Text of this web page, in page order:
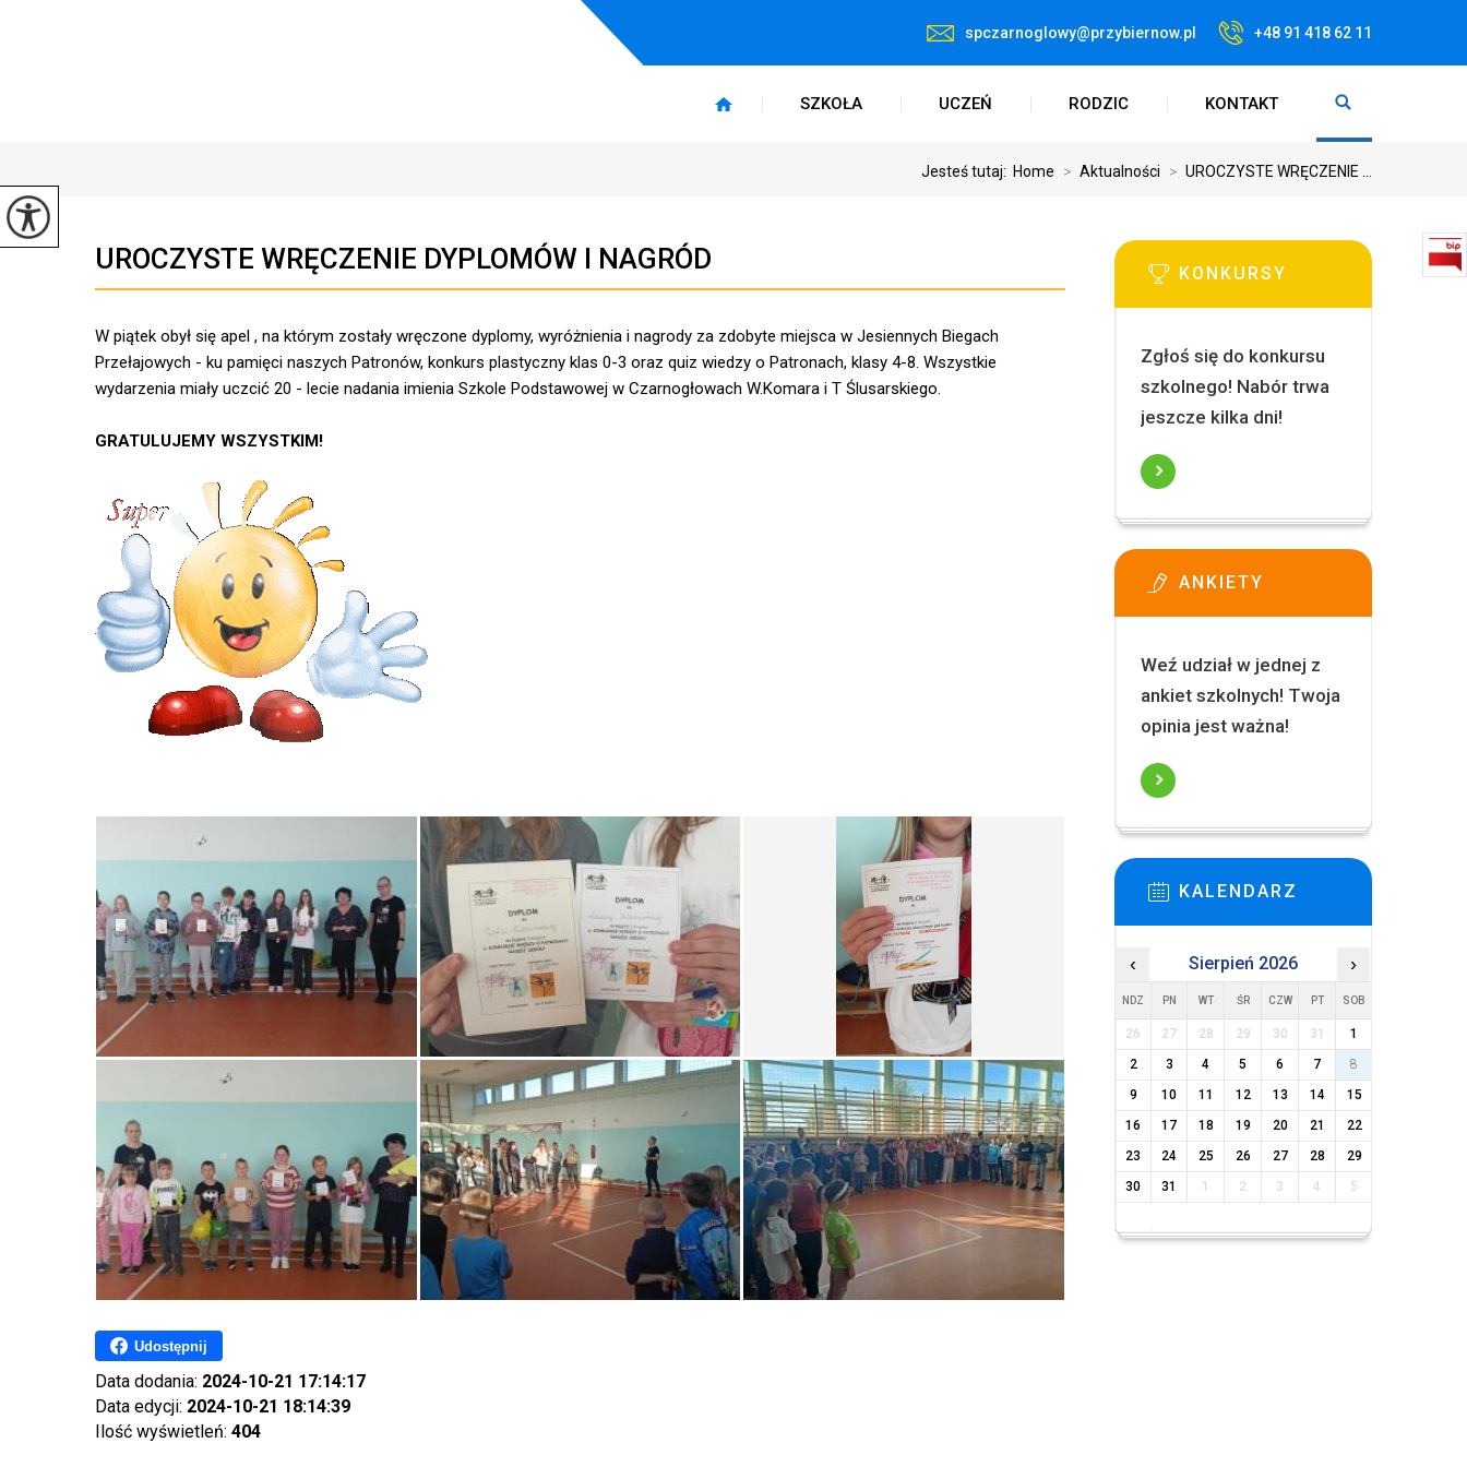
spczarnoglowy@przybiernow.pl +48 91 418 62 11
SZKOŁA UCZEŃ RODZIC KONTAKT
Jesteś tutaj: Home > Aktualności > UROCZYSTE WRĘCZENIE ...
UROCZYSTE WRĘCZENIE DYPLOMÓW I NAGRÓD
W piątek obył się apel , na którym zostały wręczone dyplomy, wyróżnienia i nagrody za zdobyte miejsca w Jesiennych Biegach
Przełajowych - ku pamięci naszych Patronów, konkurs plastyczny klas 0-3 oraz quiz wiedzy o Patronach, klasy 4-8. Wszystkie
wydarzenia miały uczcić 20 - lecie nadania imienia Szkole Podstawowej w Czarnogłowach W.Komara i T Ślusarskiego.
GRATULUJEMY WSZYSTKIM!
Udostępnij
Data dodania: 2024-10-21 17:14:17
Data edycji: 2024-10-21 18:14:39
Ilość wyświetleń: 404
KONKURSY
Zgłoś się do konkursu
szkolnego! Nabór trwa
jeszcze kilka dni!
ANKIETY
Weź udział w jednej z
ankiet szkolnych! Twoja
opinia jest ważna!
KALENDARZ
‹ Sierpień 2026 ›
NDZ PN WT ŚR CZW PT SOB
26 27 28 29 30 31
1
2
3 4 5 6 7
8
9
10 11 12 13 14
15
16
17 18 19 20 21
22
23
24 25 26 27 28
29
30
31 1 2 3 4 5